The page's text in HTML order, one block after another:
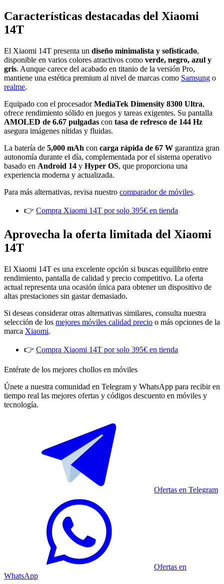
Características destacadas del Xiaomi
14T
El Xiaomi 14T presenta un diseño minimalista y sofisticado,
disponible en varios colores atractivos como verde, negro, azul y
gris. Aunque carece del acabado en titanio de la versión Pro,
mantiene una estética premium al nivel de marcas como Samsung o
realme.
Equipado con el procesadorMediaTek Dimensity 8300 Ultra,
ofrece rendimiento sólido en juegos y tareas exigentes. Su pantalla
AMOLED de 6.67 pulgadas con tasa de refresco de 144 Hz
asegura imágenes nítidas y fluidas.
La batería de 5,000 mAh con carga rápida de 67 W garantiza gran
autonomía durante el día, complementada por el sistema operativo
basado en Android 14 y Hyper OS, que proporciona una
experiencia moderna y actualizada.
Para más alternativas, revisa nuestro comparador de móviles.
👉 Compra Xiaomi 14T por solo 395€ en tienda
Aprovecha la oferta limitada del Xiaomi
14T
El Xiaomi 14T es una excelente opción si buscas equilibrio entre
rendimiento, pantalla de calidad y precio competitivo. La oferta
actual representa una ocasión única para obtener un dispositivo de
altas prestaciones sin gastar demasiado.
Si deseas considerar otras alternativas similares, consulta nuestra
selección de los mejores móviles calidad precio o más opciones de la
marca Xiaomi.
👉 Compra Xiaomi 14T por solo 395€ en tienda
Entérate de los mejores chollos en móviles
Únete a nuestra comunidad en Telegram y WhatsApp para recibir en
tiempo real las mejores ofertas y códigos descuento en móviles y
tecnología.
Ofertas en Telegram
Ofertas en
WhatsApp